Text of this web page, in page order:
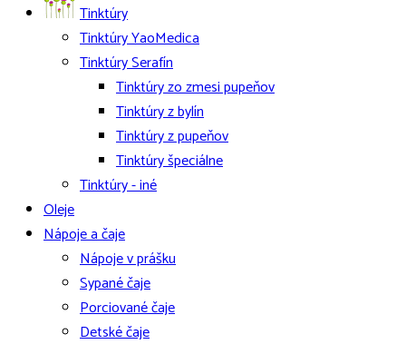
Tinktúry
Tinktúry YaoMedica
Tinktúry Serafín
Tinktúry zo zmesi pupeňov
Tinktúry z bylín
Tinktúry z pupeňov
Tinktúry špeciálne
Tinktúry - iné
Oleje
Nápoje a čaje
Nápoje v prášku
Sypané čaje
Porciované čaje
Detské čaje